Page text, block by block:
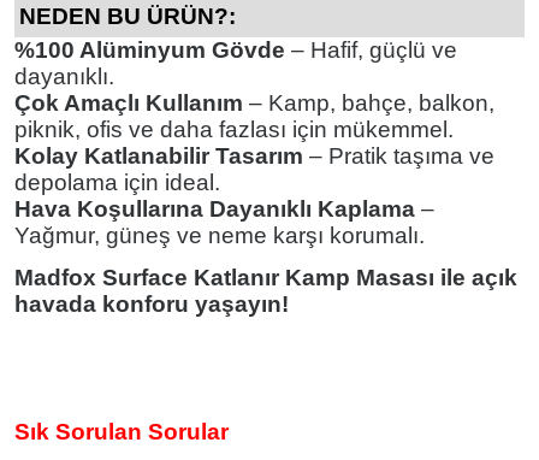
NEDEN BU ÜRÜN?:
%100 Alüminyum Gövde – Hafif, güçlü ve
dayanıklı.
Çok Amaçlı Kullanım – Kamp, bahçe, balkon,
piknik, ofis ve daha fazlası için mükemmel.
Kolay Katlanabilir Tasarım – Pratik taşıma ve
depolama için ideal.
Hava Koşullarına Dayanıklı Kaplama –
Yağmur, güneş ve neme karşı korumalı.
Madfox Surface Katlanır Kamp Masası ile açık
havada konforu yaşayın!
Sık Sorulan Sorular